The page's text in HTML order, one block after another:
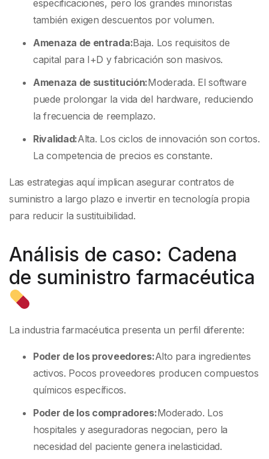
especificaciones, pero los grandes minoristas
también exigen descuentos por volumen.
Amenaza de entrada:Baja. Los requisitos de
capital para I+D y fabricación son masivos.
Amenaza de sustitución:Moderada. El software
puede prolongar la vida del hardware, reduciendo
la frecuencia de reemplazo.
Rivalidad:Alta. Los ciclos de innovación son cortos.
La competencia de precios es constante.
Las estrategias aquí implican asegurar contratos de
suministro a largo plazo e invertir en tecnología propia
para reducir la sustituibilidad.
Análisis de caso: Cadena
de suministro farmacéutica
La industria farmacéutica presenta un perfil diferente:
Poder de los proveedores:Alto para ingredientes
activos. Pocos proveedores producen compuestos
químicos específicos.
Poder de los compradores:Moderado. Los
hospitales y aseguradoras negocian, pero la
necesidad del paciente genera inelasticidad.